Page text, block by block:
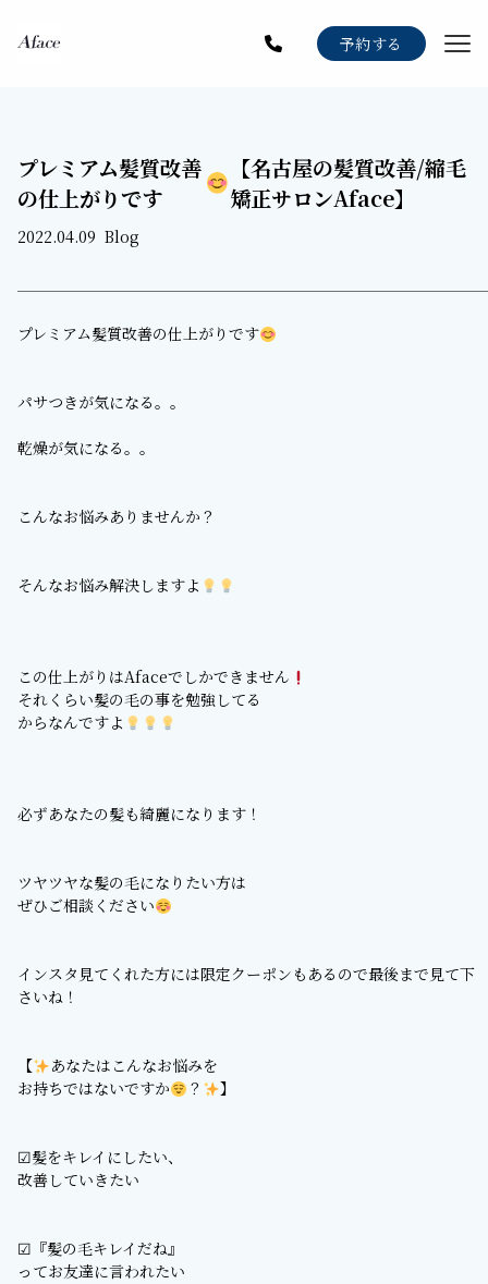
予約する
Blog
News
プレミアム髪質改善
の仕上がりです
【名古屋の髪質改善/縮毛
矯正サロンAface】
2022.04.09 Blog
プレミアム髪質改善の仕上がりです
パサつきが気になる。。
乾燥が気になる。。
こんなお悩みありませんか？
そんなお悩み解決しますよ
この仕上がりはAfaceでしかできません
それくらい髪の毛の事を勉強してる
からなんですよ
必ずあなたの髪も綺麗になります！
ツヤツヤな髪の毛になりたい方は
ぜひご相談ください
インスタ見てくれた方には限定クーポンもあるので最後まで見て下
さいね！
【
あなたはこんなお悩みを
お持ちではないですか
？ 】
︎︎︎︎☑︎髪をキレイにしたい、
改善していきたい
☑︎『髪の毛キレイだね』
ってお友達に言われたい